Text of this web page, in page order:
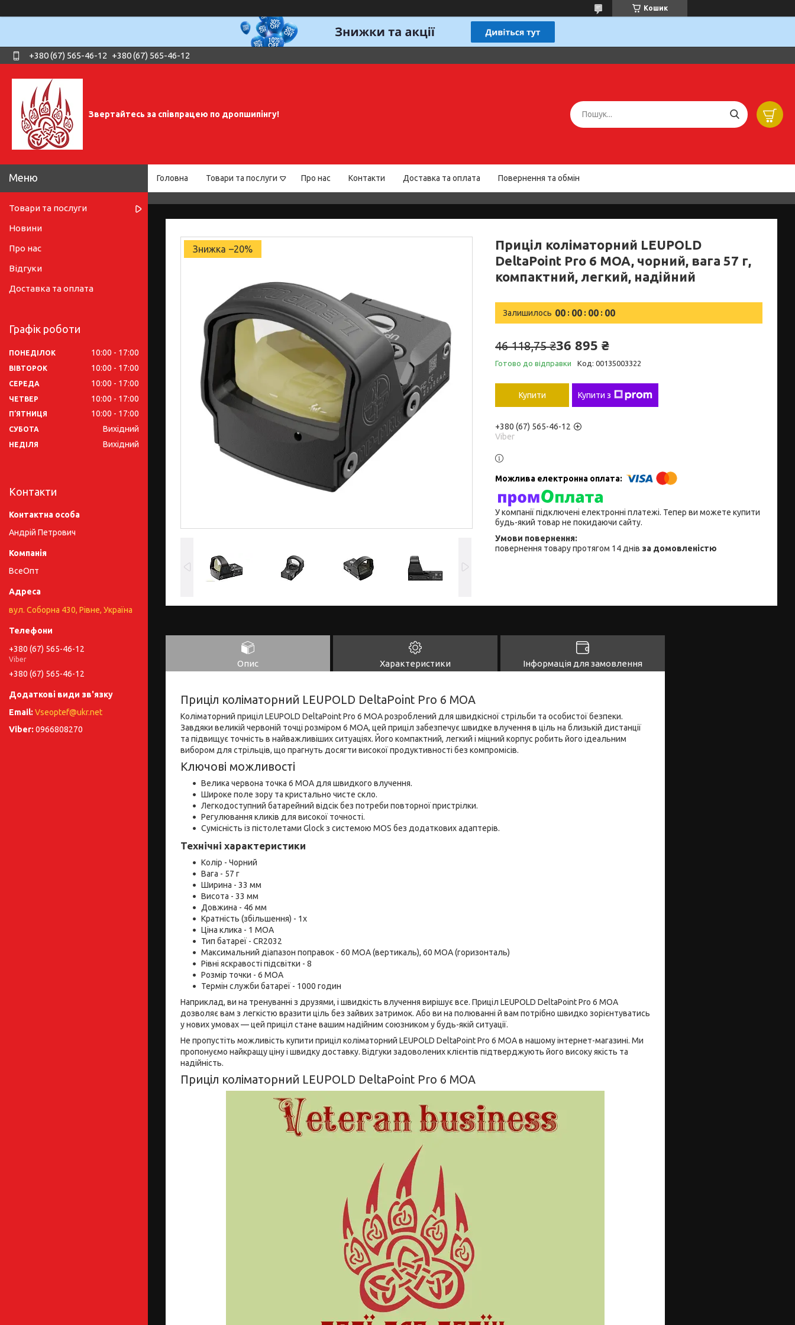
Кошик
+380 (67) 565-46-12 +380 (67) 565-46-12
Звертайтесь за співпрацею по дропшипінгу!
Головна Товари та послуги Про нас Контакти Доставка та оплата Повернення та обмін
–20%
Приціл коліматорний LEUPOLD
DeltaPoint Pro 6 MOA, чорний, вага 57 г,
компактний, легкий, надійний
Залишилось 00 00 00 00
46 118,75 ₴36 895 ₴
Готово до відправки Код: 00135003322
Купити Купити з
+380 (67) 565-46-12
Viber
У компанії підключені електронні платежі. Тепер ви можете купити
будь-який товар не покидаючи сайту.
повернення товару протягом 14 днів за домовленістю
Опис Характеристики Інформація для замовлення
Приціл коліматорний LEUPOLD DeltaPoint Pro 6 MOA
Коліматорний приціл LEUPOLD DeltaPoint Pro 6 MOA розроблений для швидкісної стрільби та особистої безпеки.
Завдяки великій червоній точці розміром 6 MOA, цей приціл забезпечує швидке влучення в ціль на близькій дистанції
та підвищує точність в найважливіших ситуаціях. Його компактний, легкий і міцний корпус робить його ідеальним
вибором для стрільців, що прагнуть досягти високої продуктивності без компромісів.
Ключові можливості
Велика червона точка 6 MOA для швидкого влучення.
Широке поле зору та кристально чисте скло.
Легкодоступний батарейний відсік без потреби повторної пристрілки.
Регулювання кликів для високої точності.
Сумісність із пістолетами Glock з системою MOS без додаткових адаптерів.
Технічні характеристики
Колір - Чорний
Вага - 57 г
Ширина - 33 мм
Висота - 33 мм
Довжина - 46 мм
Кратність (збільшення) - 1x
Ціна клика - 1 MOA
Тип батареї - CR2032
Максимальний діапазон поправок - 60 MOA (вертикаль), 60 MOA (горизонталь)
Рівні яскравості підсвітки - 8
Розмір точки - 6 MOA
Термін служби батареї - 1000 годин
Наприклад, ви на тренуванні з друзями, і швидкість влучення вирішує все. Приціл LEUPOLD DeltaPoint Pro 6 MOA
дозволяє вам з легкістю вразити ціль без зайвих затримок. Або ви на полюванні й вам потрібно швидко зорієнтуватись
у нових умовах — цей приціл стане вашим надійним союзником у будь-якій ситуації.
Не пропустіть можливість купити приціл коліматорний LEUPOLD DeltaPoint Pro 6 MOA в нашому інтернет-магазині. Ми
пропонуємо найкращу ціну і швидку доставку. Відгуки задоволених клієнтів підтверджують його високу якість та
надійність.
Приціл коліматорний LEUPOLD DeltaPoint Pro 6 MOA
Товари та послуги
Новини
Про нас
Відгуки
Доставка та оплата
Графік роботи
ПОНЕДІЛОК 10:00 17:00
ВІВТОРОК 10:00 17:00
СЕРЕДА 10:00 17:00
ЧЕТВЕР 10:00 17:00
ПʼЯТНИЦЯ 10:00 17:00
СУБОТА Вихідний
НЕДІЛЯ Вихідний
Контакти
Андрій Петрович
ВсеОпт
вул. Соборна 430, Рівне, Україна
+380 (67) 565-46-12
Viber
+380 (67) 565-46-12
Vseoptef@ukr.net
0966808270